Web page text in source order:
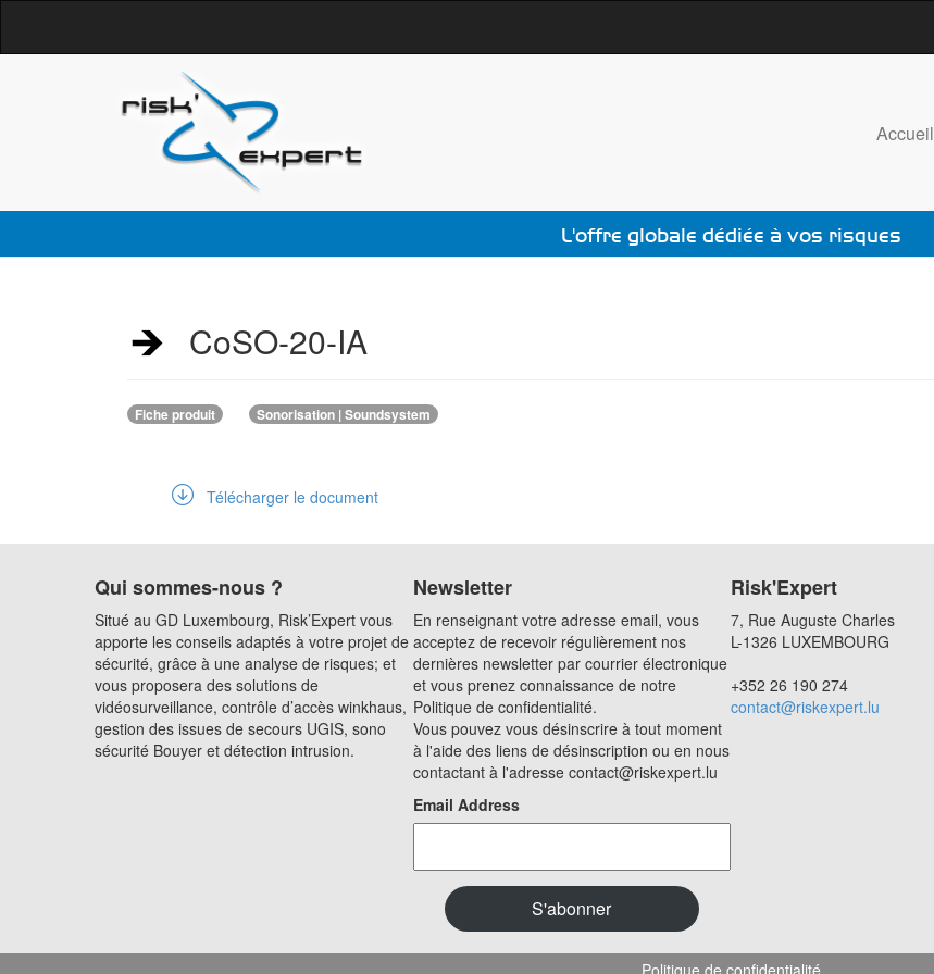
Accueil
L'offre globale dédiée à vos risques
CoSO-20-IA
Fiche produit Sonorisation | Soundsystem
Télécharger le document
Qui sommes-nous ?
Situé au GD Luxembourg, Risk’Expert vous
apporte les conseils adaptés à votre projet de
sécurité, grâce à une analyse de risques; et
vous proposera des solutions de
vidéosurveillance, contrôle d’accès winkhaus,
gestion des issues de secours UGIS, sono
sécurité Bouyer et détection intrusion.
Newsletter
En renseignant votre adresse email, vous
acceptez de recevoir régulièrement nos
dernières newsletter par courrier électronique
et vous prenez connaissance de notre
Politique de confidentialité.
Vous pouvez vous désinscrire à tout moment
à l'aide des liens de désinscription ou en nous
contactant à l'adresse contact@riskexpert.lu
Email Address
Risk'Expert
7, Rue Auguste Charles
L-1326 LUXEMBOURG
+352 26 190 274
contact@riskexpert.lu
Politique de confidentialité